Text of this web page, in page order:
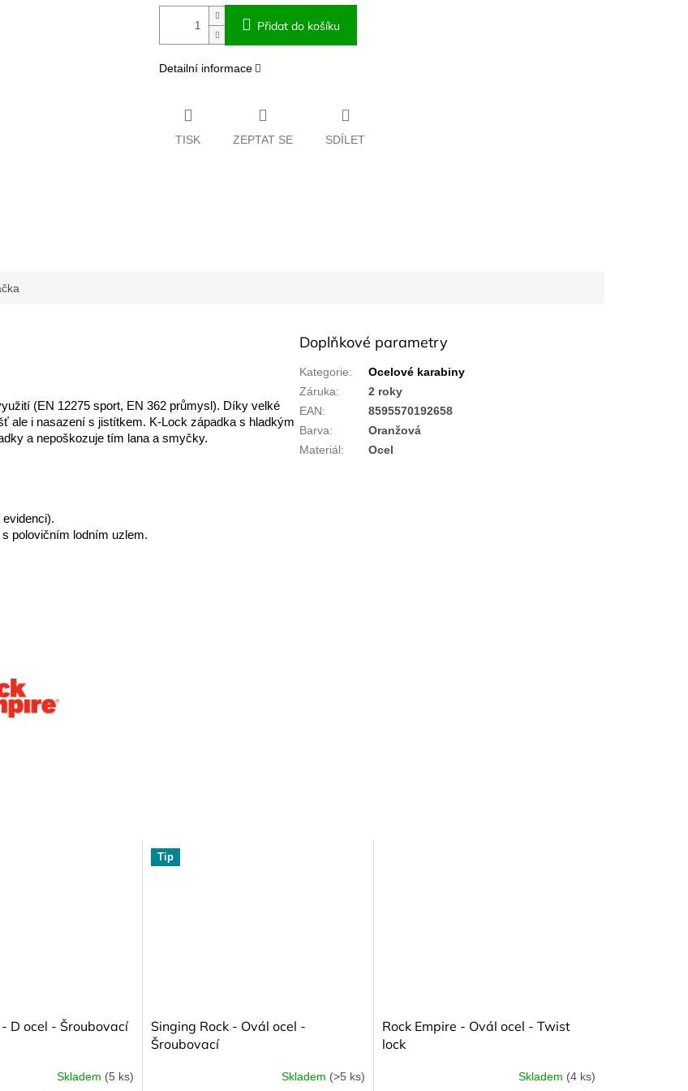
Přidat do košíku
Detailní informace
TISK ZEPTAT SE SDÍLET
D ocel - Šroubovací
Skladem (5 ks)
Tip
Singing Rock - Ovál ocel -
Šroubovací
Skladem (>5 ks)
Rock Empire - Ovál ocel - Twist
lock
Skladem (4 ks)
(EN 12275 sport, EN 362 průmysl). Díky velké
ale i nasazení s jistítkem. K-Lock západka s hladkým
a nepoškozuje tím lana a smyčky.
polovičním lodním uzlem.
Doplňkové parametry
Kategorie:
Ocelové karabiny
Záruka:
2 roky
EAN:
8595570192658
Barva:
Oranžová
Materiál: Ocel